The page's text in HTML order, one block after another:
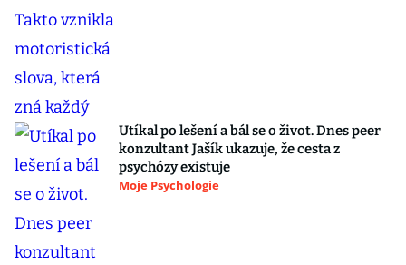
Utíkal po lešení a bál se o život. Dnes peer
konzultant Jašík ukazuje, že cesta z
psychózy existuje
Moje Psychologie